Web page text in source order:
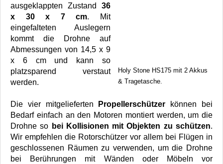
Holy Stone HS175 mit 2 Akkus
& Tragetasche.
ausgeklappten Zustand 36
x 30 x 7 cm. Mit
eingefalteten Auslegern
kommt die Drohne auf
Abmessungen von 14,5 x 9
x 6 cm und kann so
platzsparend verstaut
werden.
Die vier mitgelieferten Propellerschützer können bei
Bedarf einfach an den Motoren montiert werden, um die
Drohne so bei Kollisionen mit Objekten zu schützen.
Wir empfehlen die Rotorschützer vor allem bei Flügen in
geschlossenen Räumen zu verwenden, um die Drohne
bei Berührungen mit Wänden oder Möbeln vor